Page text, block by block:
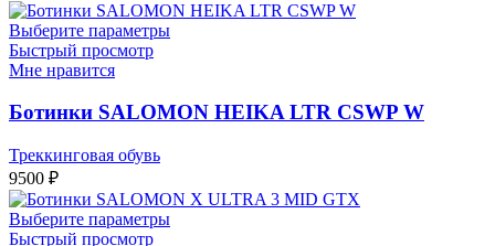
Выберите параметры
Быстрый просмотр
Мне нравится
Ботинки SALOMON HEIKA LTR CSWP W
Треккинговая обувь
9500 ₽
Выберите параметры
Быстрый просмотр